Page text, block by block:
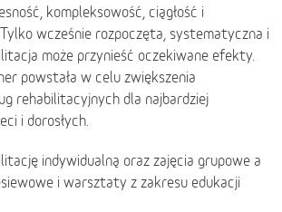
kompleksowość, ciągłość i
wcześnie rozpoczęta, systematyczna i
może przynieść oczekiwane efekty.
powstała w celu zwiększenia
rehabilitacyjnych dla najbardziej
i dorosłych.
indywidualną oraz zajęcia grupowe a
i warsztaty z zakresu edukacji